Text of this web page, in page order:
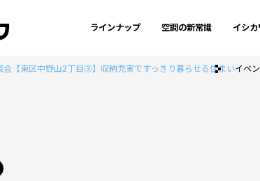
ラインナップ 空調の新常識 イシカ
会【東区中野山2丁目③】収納充実ですっきり暮らせる住まいイベ